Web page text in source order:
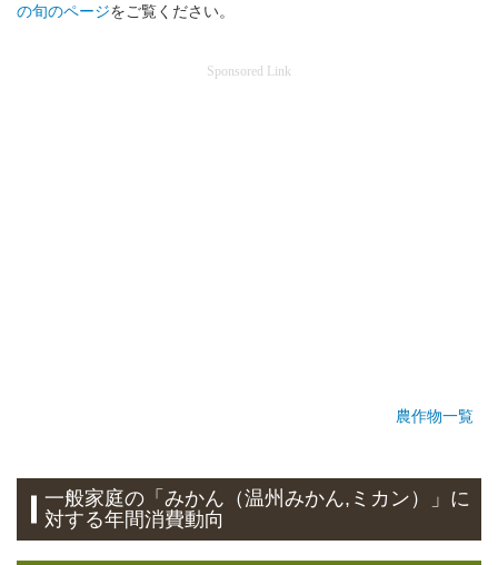
の旬のページをご覧ください。
Sponsored Link
農作物一覧
一般家庭の「みかん（温州みかん,ミカン）」に
対する年間消費動向